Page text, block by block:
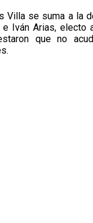
Villa se suma a la
Iván Arias, electo
que no